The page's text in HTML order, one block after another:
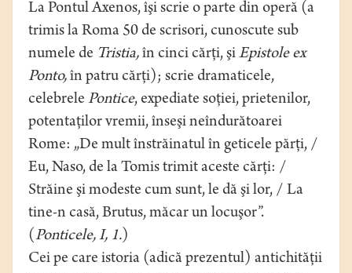
La Pontul Axenos, îşi scrie o parte din operă (a
trimis la Roma 50 de scrisori, cunoscute sub
numele de Tristia,în cinci cărţi, şiEpistole ex
Ponto,în patru cărţi); scrie dramaticele,
celebrele Pontice, expediate soţiei, prietenilor,
potentaţilor vremii, înseşi neîndurătoarei
Rome: „De mult înstrăinatul în geticele părţi, /
Eu, Naso, de la Tomis trimit aceste cărţi: /
Străine şi modeste cum sunt, le dă şi lor, / La
tine-n casă, Brutus, măcar un locuşor”.
(Ponticele, I, 1.)
Cei pe care istoria (adică prezentul) antichităţii